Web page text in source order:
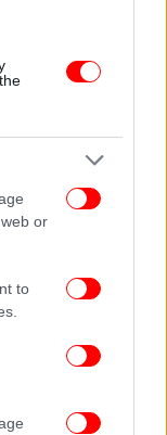
or
to
και μάθετε
και τον Κόσμο,